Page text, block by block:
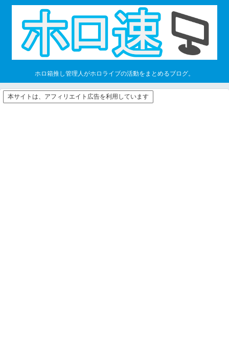
ホロ箱推し管理人がホロライブの活動をまとめるブログ。
本サイトは、アフィリエイト広告を利用しています